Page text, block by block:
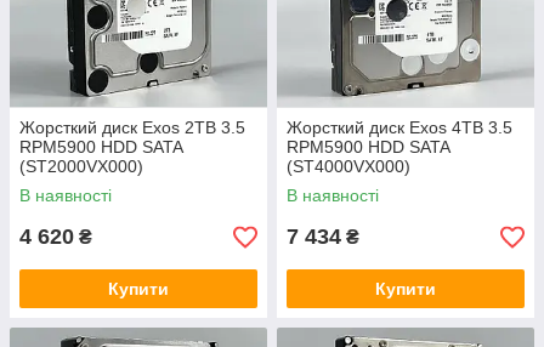
Жорсткий диск Exos 2TB 3.5
RPM5900 HDD SATA
(ST2000VX000)
В наявності
4 620 ₴
Купити
Жорсткий диск Exos 4TB 3.5
RPM5900 HDD SATA
(ST4000VX000)
В наявності
7 434 ₴
Купити